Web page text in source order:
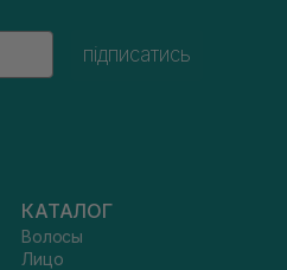
підписатись
КАТАЛОГ
Волосы
Лицо